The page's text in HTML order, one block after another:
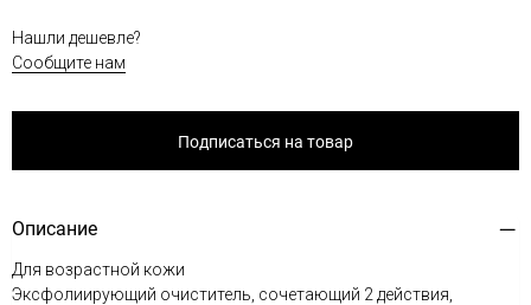
Нашли дешевле?
Сообщите нам
Подписаться на товар
Описание
Для возрастной кожи
Эксфолиирующий очиститель, сочетающий 2 действия,